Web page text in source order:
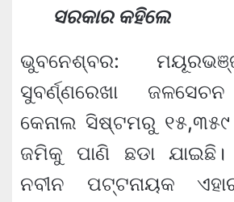
ସରକାର କହିଲେ
ଭୁବନେଶ୍ବର:
ସୁବର୍ଣ୍ଣରେଖା
କେନାଲ ସିଷ୍ଟମରୁ
ଜମିକୁ ପାଣି ଛଡା
ନବୀନ ପଟ୍ଟନାୟକ